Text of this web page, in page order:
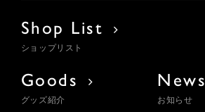
Shop List
ショップリスト
Goods
グッズ紹介
News
お知らせ